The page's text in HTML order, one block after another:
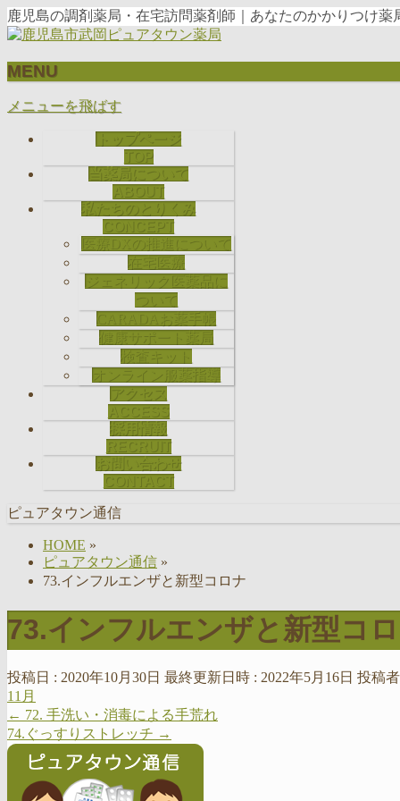
鹿児島の調剤薬局・在宅訪問薬剤師｜あなたのかかりつけ薬
MENU
メニューを飛ばす
トップページ
TOP
当薬局について
ABOUT
私たちのとりくみ
CONCEPT
医療DXの推進について
在宅医療
ジェネリック医薬品に
ついて
CARADAお薬手帳
健康サポート薬局
検査キット
オンライン服薬指導
アクセス
ACCESS
採用情報
RECRUIT
お問い合わせ
CONTACT
ピュアタウン通信
HOME »
ピュアタウン通信 »
73.インフルエンザと新型コロナ
73.インフルエンザと新型コ
投稿日 : 2020年10月30日 最終更新日時 : 2022年5月16日 投稿
11月
← 72. 手洗い・消毒による手荒れ
74.ぐっすりストレッチ →